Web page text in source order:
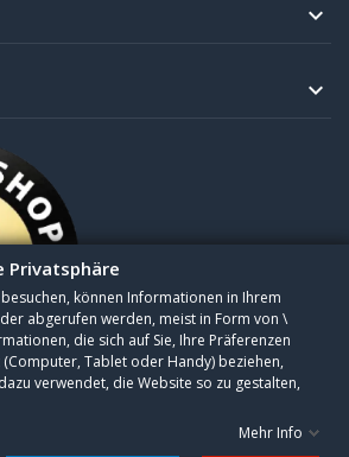


CESA Sogutma GmbH. All Rights Reserved.
Privatsphäre
können Informationen in Ihrem
abgerufen werden, meist in Form von \
die sich auf Sie, Ihre Präferenzen
Tablet oder Handy) beziehen,
verwendet, die Website so zu gestalten,
Mehr Info
KOSTENLOSER
VERSAND
×